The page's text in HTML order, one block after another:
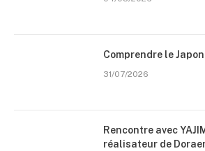
Comprendre le Japon
31/07/2026
Rencontre avec
réalisateur de